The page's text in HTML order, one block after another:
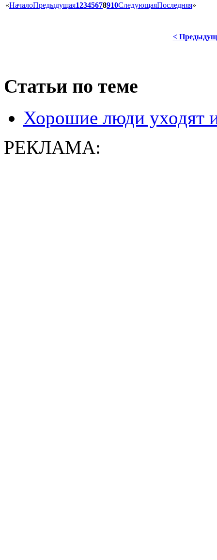
«НачалоПредыдущая12345678910СледующаяПоследняя»
<
Статьи по теме
Хорошие люди уходят
РЕКЛАМА: